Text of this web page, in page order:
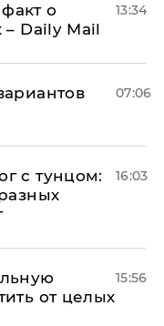
о
– Daily Mail
13:34
07:06
с тунцом:
16:03
от целых
15:56